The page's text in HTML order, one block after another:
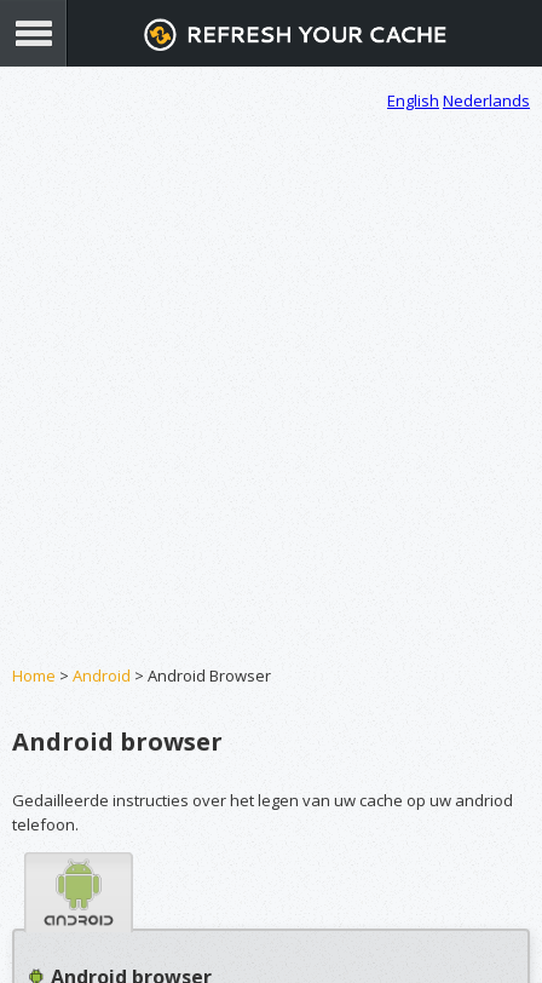
English Nederlands
Home > Android > Android Browser
Android browser
Gedailleerde instructies over het legen van uw cache op uw andriod
telefoon.
Android browser